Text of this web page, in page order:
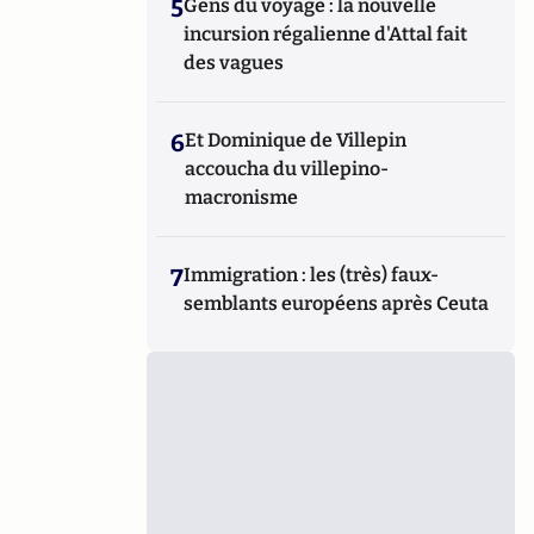
5Gens du voyage : la nouvelle
incursion régalienne d'Attal fait
des vagues
6Et Dominique de Villepin
accoucha du villepino-
macronisme
7Immigration : les (très) faux-
semblants européens après Ceuta